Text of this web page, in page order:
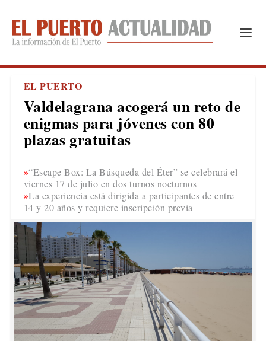
EL PUERTO
Valdelagrana acogerá un reto de
enigmas para jóvenes con 80
plazas gratuitas
“Escape Box: La Búsqueda del Éter” se celebrará el
viernes 17 de julio en dos turnos nocturnos
La experiencia está dirigida a participantes de entre
14 y 20 años y requiere inscripción previa